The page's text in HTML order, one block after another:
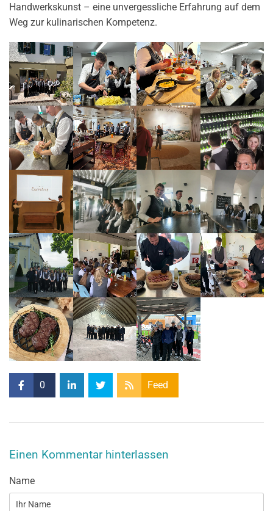
Handwerkskunst – eine unvergessliche Erfahrung auf dem
Weg zur kulinarischen Kompetenz.
0 Feed
Einen Kommentar hinterlassen
Name